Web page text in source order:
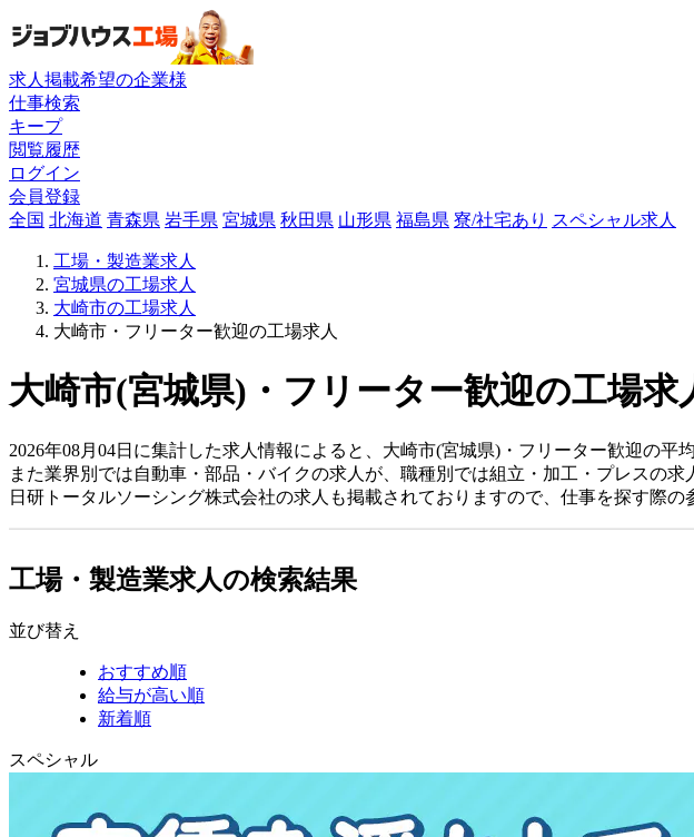
求人掲載希望の企業様
仕事検索
キープ
閲覧履歴
ログイン
会員登録
全国 北海道 青森県 岩手県 宮城県 秋田県 山形県 福島県 寮/社宅あり スペシャル求人
工場・製造業求人
宮城県の工場求人
大崎市の工場求人
大崎市・フリーター歓迎の工場求人
大崎市(宮城県)・フリーター歓迎の工場求
2026年08月04日に集計した求人情報によると、大崎市(宮城県)・フリーター歓迎の平
また業界別では自動車・部品・バイクの求人が、職種別では組立・加工・プレスの求
日研トータルソーシング株式会社の求人も掲載されておりますので、仕事を探す際の
工場・製造業求人の検索結果
並び替え
おすすめ順
給与が高い順
新着順
スペシャル